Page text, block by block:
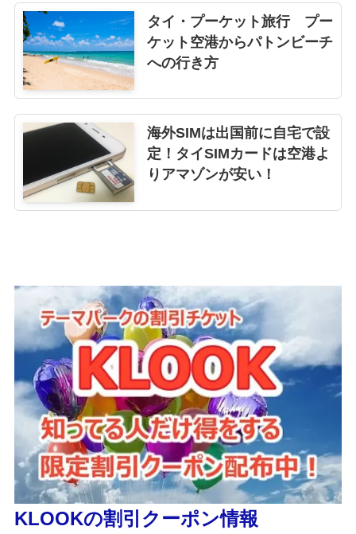
タイ・プーケット旅行 プー
ケット空港からパトンビーチ
への行き方
海外SIMは出国前に自宅で設
定！タイSIMカードは空港よ
りアマゾンが安い！
KLOOKの割引クーポン情報